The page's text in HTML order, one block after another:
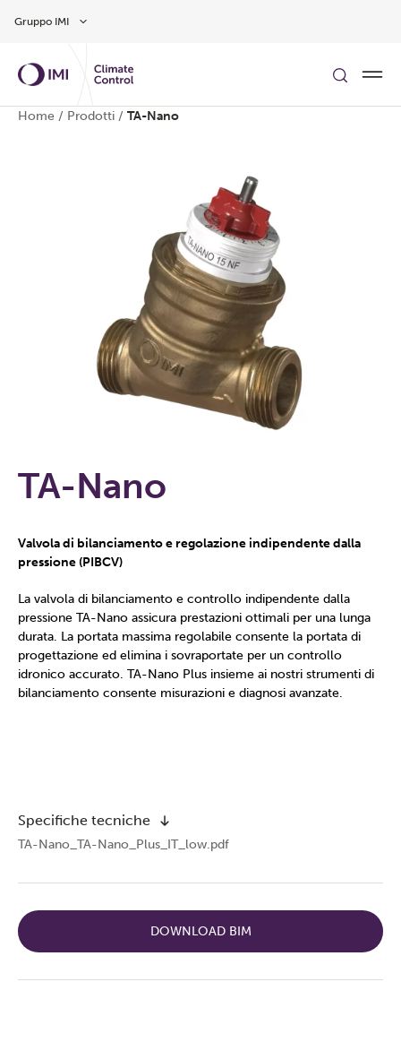
Gruppo IMI
Home / Prodotti / TA-Nano
TA-Nano
Valvola di bilanciamento e regolazione indipendente dalla
pressione (PIBCV)
La valvola di bilanciamento e controllo indipendente dalla
pressione TA-Nano assicura prestazioni ottimali per una lunga
durata. La portata massima regolabile consente la portata di
progettazione ed elimina i sovraportate per un controllo
idronico accurato. TA-Nano Plus insieme ai nostri strumenti di
bilanciamento consente misurazioni e diagnosi avanzate.
Specifiche tecniche
TA-Nano_TA-Nano_Plus_IT_low.pdf
DOWNLOAD BIM